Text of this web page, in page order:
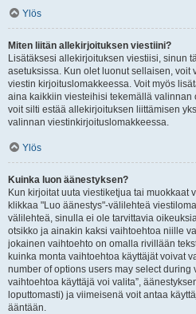
Ylös
Miten liitän allekirjoituksen viestiini?
Lisätäksesi allekirjoituksen viestiisi, sinun
asetuksissa. Kun olet luonut sellaisen, voit
viestin kirjoituslomakkeessa. Voit myös
aina kaikkiin viesteihisi tekemällä valinnan
voit silti estää allekirjoituksen liittämisen
valinnan viestinkirjoituslomakkeessa.
Ylös
Kuinka luon äänestyksen?
Kun kirjoitat uuta viestiketjua tai muokkaat
klikkaa "Luo äänestys"-välilehteä
välilehteä, sinulla ei ole tarvittavia
otsikko ja ainakin kaksi vaihtoehtoa niille
jokainen vaihtoehto on omalla rivillään
kuinka monta vaihtoehtoa käyttäjät voivat
number of options users may select during
vaihtoehtoa käyttäjä voi valita”,
loputtomasti) ja viimeisenä voit antaa
ääntään.